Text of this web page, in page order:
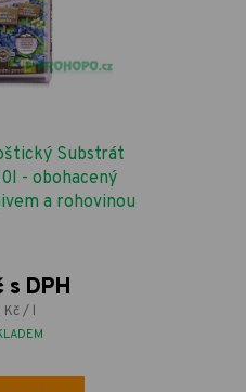
Substrát
- obohacený
a rohovinou
s DPH
Kč / l